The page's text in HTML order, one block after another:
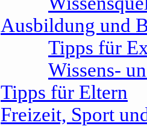
Ausbildung und
Tipps für
Wissens-
Tipps für Eltern
Freizeit, Sport